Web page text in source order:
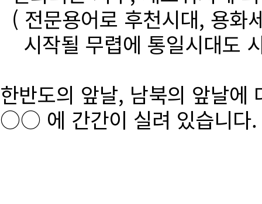
( 전문용어로 후천시대, 용화
시작될 무렵에 통일시대도
한반도의 앞날, 남북의 앞날에
○○ 에 간간이 실려 있습니다.